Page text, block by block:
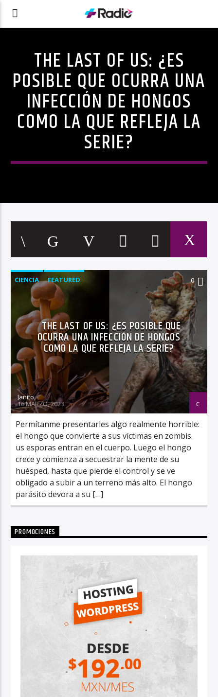
THE LAST OF US: ¿ES
POSIBLE QUE OCURRA UNA
INFECCIÓN DE HONGOS
COMO LA QUE REFLEJA LA
SERIE?
CIENCIA FEATURED 0
THE LAST OF US: ¿ES POSIBLE QUE
OCURRA UNA INFECCIÓN DE HONGOS
COMO LA QUE REFLEJA LA SERIE?
Janito
16 MARZO, 2023
Permítanme presentarles algo realmente horrible:
el hongo que convierte a sus víctimas en zombis.
us esporas entran en el cuerpo. Luego el hongo
crece y comienza a secuestrar la mente de su
huésped, hasta que pierde el control y se ve
obligado a subir a un terreno más alto. El hongo
parásito devora a su […]
PROMOCIONES